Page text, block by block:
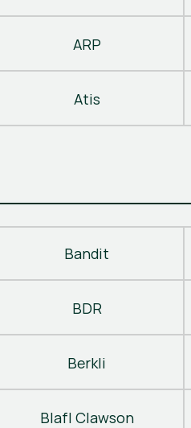
ARP
Atis
Bandit
BDR
Berkli
Blafl Clawson